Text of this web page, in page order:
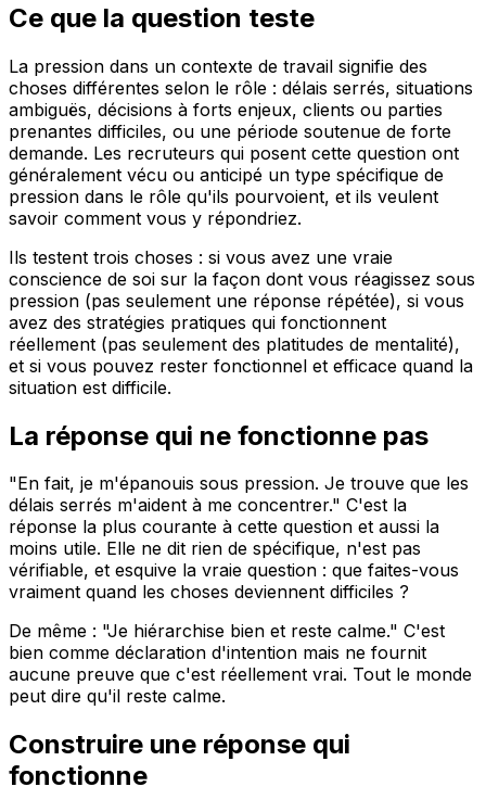
Ce que la question teste
La pression dans un contexte de travail signifie des
choses différentes selon le rôle : délais serrés, situations
ambiguës, décisions à forts enjeux, clients ou parties
prenantes difficiles, ou une période soutenue de forte
demande. Les recruteurs qui posent cette question ont
généralement vécu ou anticipé un type spécifique de
pression dans le rôle qu'ils pourvoient, et ils veulent
savoir comment vous y répondriez.
Ils testent trois choses : si vous avez une vraie
conscience de soi sur la façon dont vous réagissez sous
pression (pas seulement une réponse répétée), si vous
avez des stratégies pratiques qui fonctionnent
réellement (pas seulement des platitudes de mentalité),
et si vous pouvez rester fonctionnel et efficace quand la
situation est difficile.
La réponse qui ne fonctionne pas
"En fait, je m'épanouis sous pression. Je trouve que les
délais serrés m'aident à me concentrer." C'est la
réponse la plus courante à cette question et aussi la
moins utile. Elle ne dit rien de spécifique, n'est pas
vérifiable, et esquive la vraie question : que faites-vous
vraiment quand les choses deviennent difficiles ?
De même : "Je hiérarchise bien et reste calme." C'est
bien comme déclaration d'intention mais ne fournit
aucune preuve que c'est réellement vrai. Tout le monde
peut dire qu'il reste calme.
Construire une réponse qui
fonctionne